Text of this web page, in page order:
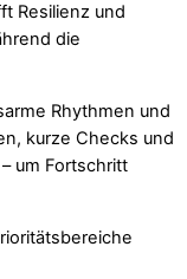
Resilienz und
die
Rhythmen und
kurze Checks und
um Fortschritt